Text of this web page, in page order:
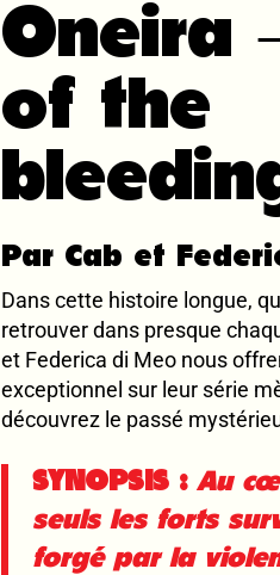
Oneira
of the
Par Cab et
Dans cette histoire longue,
retrouver dans presque
et Federica di Meo nous
exceptionnel sur leur série
découvrez le passé
SYNOPSIS : Au
seuls les forts
forgé par la